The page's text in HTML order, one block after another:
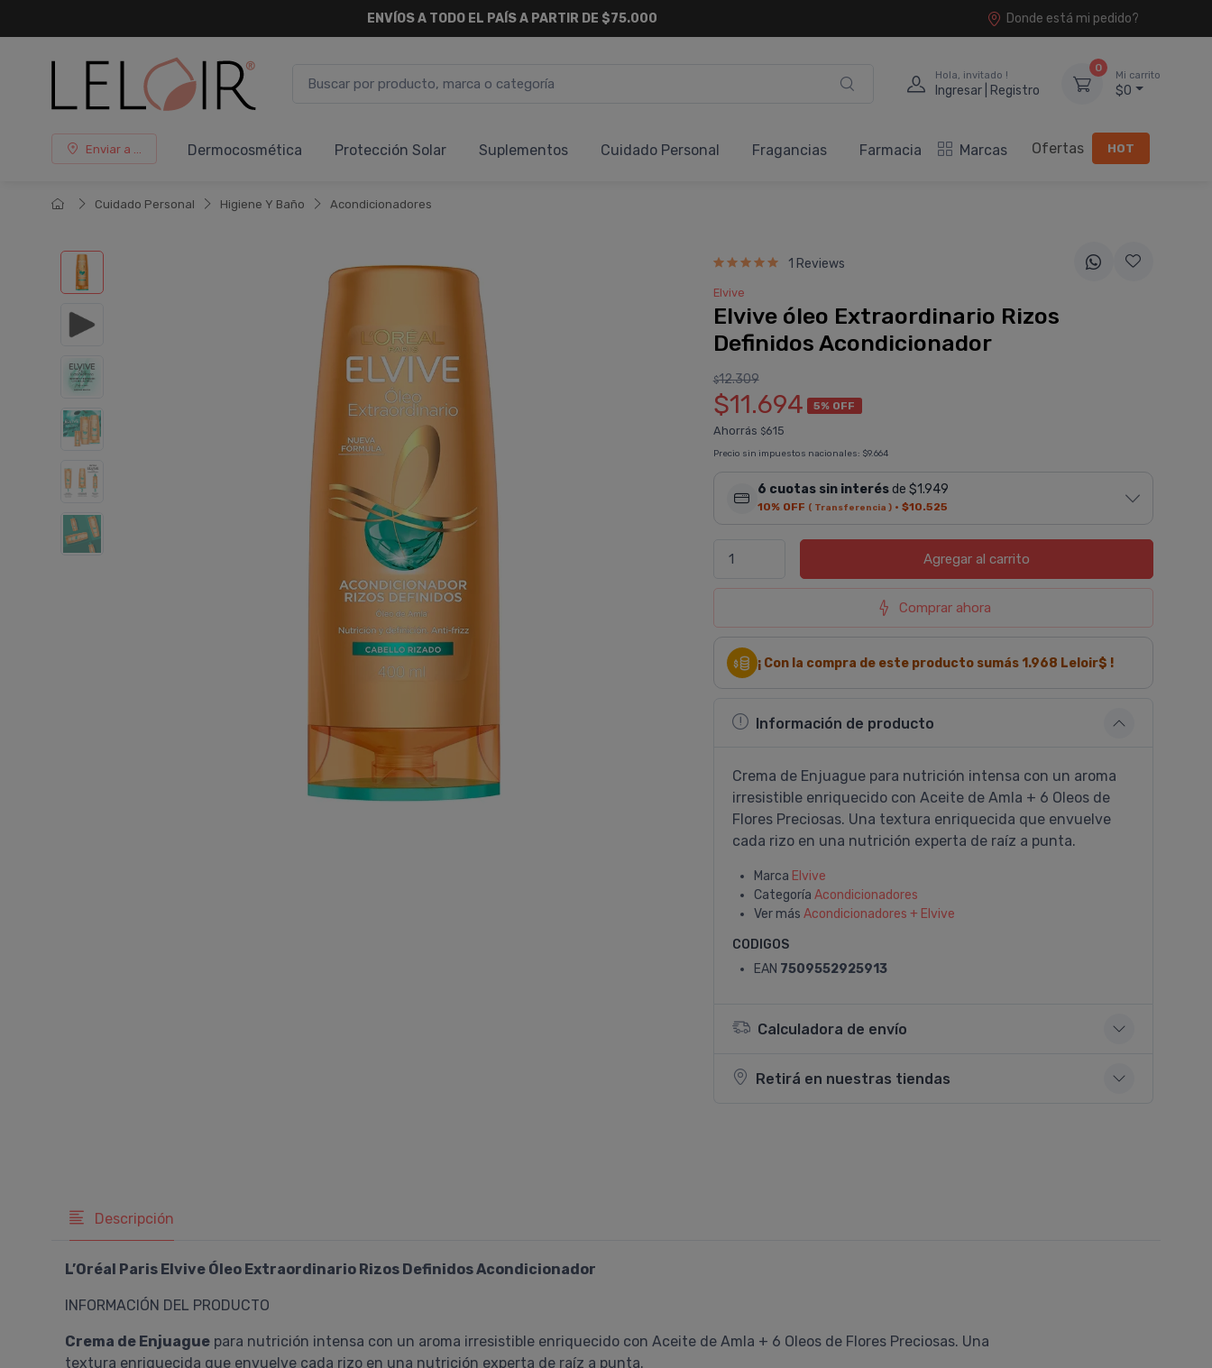
¡ HASTA 6 CUOTAS SIN INTERÉSY 18 CUOTAS FIJAS !
Donde está mi pedido?
Hola, invitado !
Ingresar | Registro
0
Mi carrito
$0
Enviar a ... Dermocosmética Protección Solar Suplementos Cuidado Personal Fragancias Farmacia Marcas Ofertas HOT
Cuidado Personal Higiene Y Baño Acondicionadores
1 Reviews
Elvive
Elvive óleo Extraordinario Rizos
Definidos Acondicionador
$12.309
$11.694 5% OFF
Ahorrás $615
Precio sin impuestos nacionales: $9.664
6 cuotas sin interésde $1.949
10% OFF ( Transferencia )· $10.525
Agregaral carrito
Comprar ahora
¡ Con la compra de este producto sumás 1.968 Leloir$ !
Información de producto
Crema de Enjuague para nutrición intensa con un aroma
irresistible enriquecido con Aceite de Amla + 6 Oleos de
Flores Preciosas. Una textura enriquecida que envuelve
cada rizo en una nutrición experta de raí­z a punta.
Marca Elvive
Categoría Acondicionadores
Ver más Acondicionadores + Elvive
CODIGOS
EAN 7509552925913
Calculadora de envío
Retirá en nuestras tiendas
Descripción
L’Oréal Paris Elvive Óleo Extraordinario Rizos Definidos Acondicionador
INFORMACIÓN DEL PRODUCTO
Crema de Enjuague para nutrición intensa con un aroma irresistible enriquecido con Aceite de Amla + 6 Oleos de Flores Preciosas. Una
textura enriquecida que envuelve cada rizo en una nutrición experta de raíz a punta.